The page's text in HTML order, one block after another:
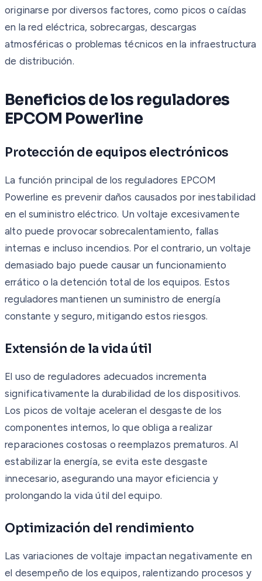
originarse por diversos factores, como picos o caídas
en la red eléctrica, sobrecargas, descargas
atmosféricas o problemas técnicos en la infraestructura
de distribución.
Beneficios de los reguladores
EPCOM Powerline
Protección de equipos electrónicos
La función principal de los reguladores EPCOM
Powerline es prevenir daños causados por inestabilidad
en el suministro eléctrico. Un voltaje excesivamente
alto puede provocar sobrecalentamiento, fallas
internas e incluso incendios. Por el contrario, un voltaje
demasiado bajo puede causar un funcionamiento
errático o la detención total de los equipos. Estos
reguladores mantienen un suministro de energía
constante y seguro, mitigando estos riesgos.
Extensión de la vida útil
El uso de reguladores adecuados incrementa
significativamente la durabilidad de los dispositivos.
Los picos de voltaje aceleran el desgaste de los
componentes internos, lo que obliga a realizar
reparaciones costosas o reemplazos prematuros. Al
estabilizar la energía, se evita este desgaste
innecesario, asegurando una mayor eficiencia y
prolongando la vida útil del equipo.
Optimización del rendimiento
Las variaciones de voltaje impactan negativamente en
el desempeño de los equipos, ralentizando procesos y